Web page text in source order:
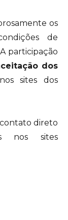
os
de
participação
dos
sites dos
direto
nos sites